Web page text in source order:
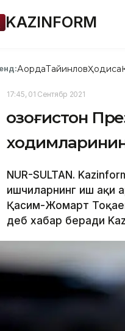
KAZINFORM
АқордаТайинловҲодиса
17:45, 01 Сентябр 2021
Қозоғистон
NUR-SULTAN.
ишчиларнинг иш ҳақи
Қасим-Жомарт
деб хабар беради